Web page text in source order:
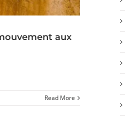
aux
Read More